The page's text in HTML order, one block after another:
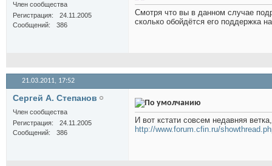
Член сообщества
Регистрация
24.11.2005
Сообщений
386
Смотря что вы в данном случае
сколько обойдётся его поддержка
21.03.2011, 17:52
Сергей А. Степанов
Член сообщества
Регистрация
24.11.2005
Сообщений
386
И вот кстати совсем недавняя
http://www.forum.cfin.ru/